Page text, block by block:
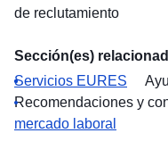
de reclutamiento
Sección(es)
Servicios EURES
Recomendaciones y
mercado laboral